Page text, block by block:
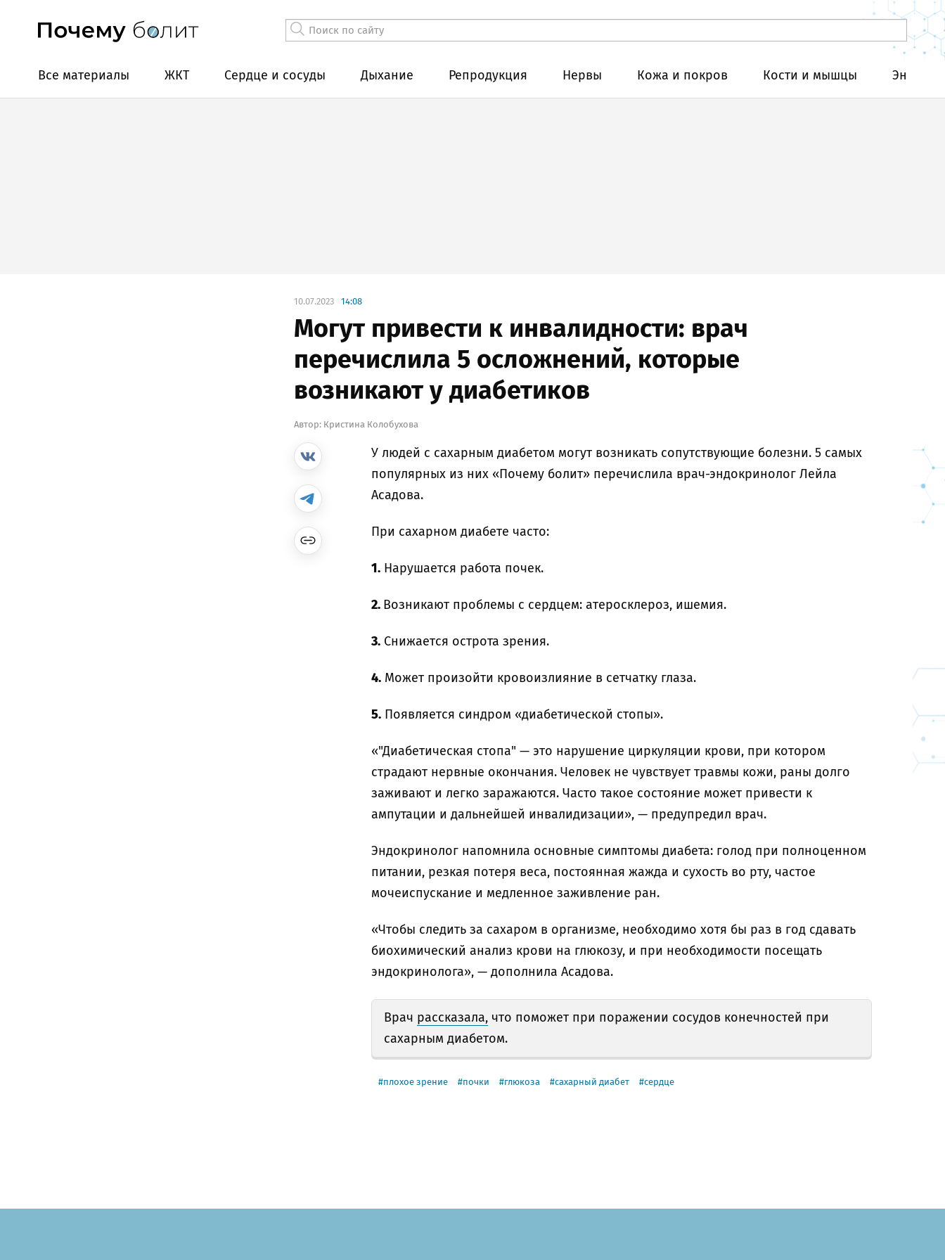
Все материалы ЖКТ Сердце и сосуды Дыхание Репродукция Нервы Кожа и покров Кости и мышцы
10.07.2023 14:08
Могут привести к инвалидности: врач
перечислила 5 осложнений, которые
возникают у диабетиков
Автор: Кристина Колобухова
У людей с сахарным диабетом могут возникать сопутствующие болезни. 5 самых
популярных из них «Почему болит» перечислила врач-эндокринолог Лейла
Асадова.
При сахарном диабете часто:
1. Нарушается работа почек.
2. Возникают проблемы с сердцем: атеросклероз, ишемия.
3. Снижается острота зрения.
4. Может произойти кровоизлияние в сетчатку глаза.
5. Появляется синдром «диабетической стопы».
«"Диабетическая стопа" — это нарушение циркуляции крови, при котором
страдают нервные окончания. Человек не чувствует травмы кожи, раны долго
заживают и легко заражаются. Часто такое состояние может привести к
ампутации и дальнейшей инвалидизации», — предупредил врач.
Эндокринолог напомнила основные симптомы диабета: голод при полноценном
питании, резкая потеря веса, постоянная жажда и сухость во рту, частое
мочеиспускание и медленное заживление ран.
«Чтобы следить за сахаром в организме, необходимо хотя бы раз в год сдавать
биохимический анализ крови на глюкозу, и при необходимости посещать
эндокринолога», — дополнила Асадова.
Врач рассказала, что поможет при поражении сосудов конечностей при
сахарным диабетом.
плохое зрение почки глюкоза сахарный диабет сердце